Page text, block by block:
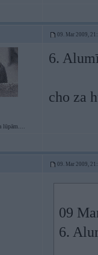
09. Mar 2009,
lūpām....
6.
cho za
09. Mar 2009,
09
6.